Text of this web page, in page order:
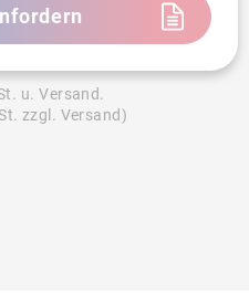
u. Versand.
zzgl. Versand)